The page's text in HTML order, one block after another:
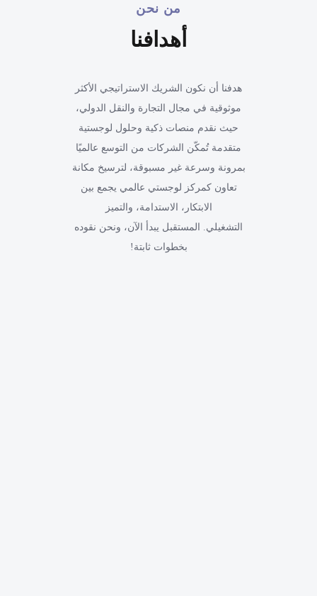
من نحن
أهدافنا
هدفنا أن نكون الشريك الاستراتيجي الأكثر
موثوقية في مجال التجارة والنقل الدولي،
حيث نقدم منصات ذكية وحلول لوجستية
متقدمة تُمكّن الشركات من التوسع عالميًا
بمرونة وسرعة غير مسبوقة، لترسيخ مكانة
تعاون كمركز لوجستي عالمي يجمع بين
الابتكار، الاستدامة، والتميز
التشغيلي. المستقبل يبدأ الآن، ونحن نقوده
بخطوات ثابتة!